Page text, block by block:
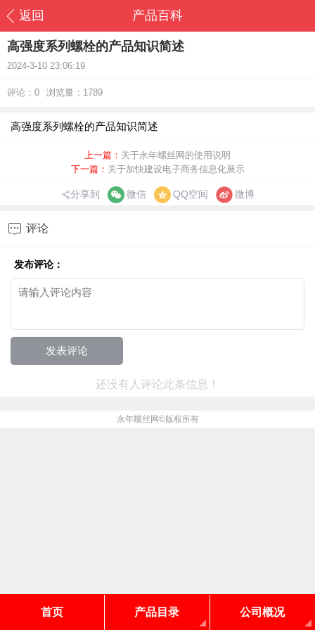
返回 产品百科
高强度系列螺栓的产品知识简述
2024-3-10 23:06:19
评论：0 浏览量：1789
高强度系列螺栓的产品知识简述
上一篇： 关于永年螺丝网的使用说明
下一篇： 关于加快建设电子商务信息化展示
分享到 微信 QQ空间 微博
 评论
发布评论：
还没有人评论此条信息！
首页 产品目录 公司概况
永年螺丝网©版权所有